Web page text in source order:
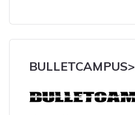
BULLETCAMPUS>